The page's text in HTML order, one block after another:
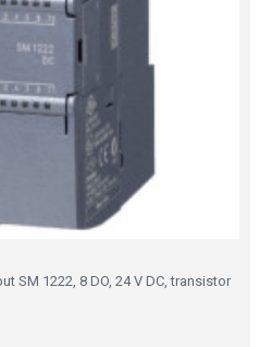
SM 1222, 8 DO, 24 V DC, transistor